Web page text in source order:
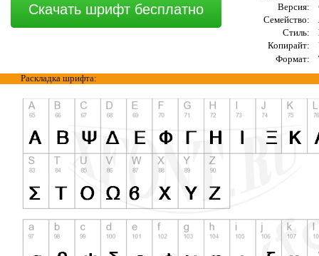
Скачать шрифт бесплатно
Версия:
Семейство:
Стиль:
Копирайт:
Формат:
Раскладка шрифта: